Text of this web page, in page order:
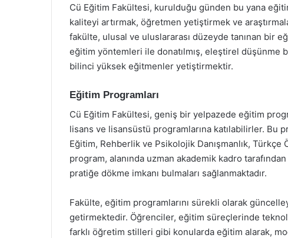
Cü Eğitim Fakültesi, kurulduğu günden bu yana
kaliteyi artırmak, öğretmen yetiştirmek ve
fakülte, ulusal ve uluslararası düzeyde tanınan bir
eğitim yöntemleri ile donatılmış, eleştirel
bilinci yüksek eğitmenler yetiştirmektir.
Eğitim Programları
Cü Eğitim Fakültesi, geniş bir yelpazede eğitim
lisans ve lisansüstü programlarına katılabilirler. Bu
Eğitim, Rehberlik ve Psikolojik Danışmanlık,
program, alanında uzman akademik kadro
pratiğe dökme imkanı bulmaları sağlanmaktadır.
Fakülte, eğitim programlarını sürekli olarak
getirmektedir. Öğrenciler, eğitim süreçlerinde
farklı öğretim stilleri gibi konularda eğitim alarak,